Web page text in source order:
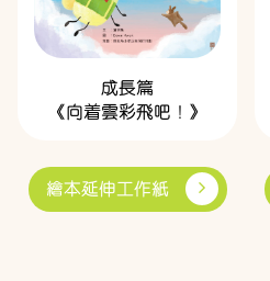
成長篇
《向着雲彩飛吧！》
繪本延伸工作紙